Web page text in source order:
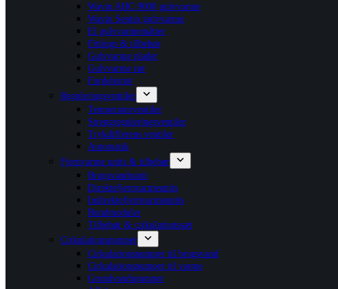
Wavin AHC 9000 gulvvarme
Wavin Sentio gulvvarme
El gulvvarmemåtter
Fittings & tilbehør
Gulvvarme plader
Gulvvarme rør
Fordelerrør
Reguleringsventiler
Temperaturventiler
Strengreguleringsventiler
Trykdifferens ventiler
Automatik
Fjernvarme units & tilbehør
Brugsvandsunit
Direktefjernvarmeunits
Indirektefjernvarmeunits
Bundmoduler
Tilbehør & cirkulationssæt
Cirkulationspumper
Cirkulationspumper til brugsvand
Cirkulationspumper til varme
Grundvandspumper